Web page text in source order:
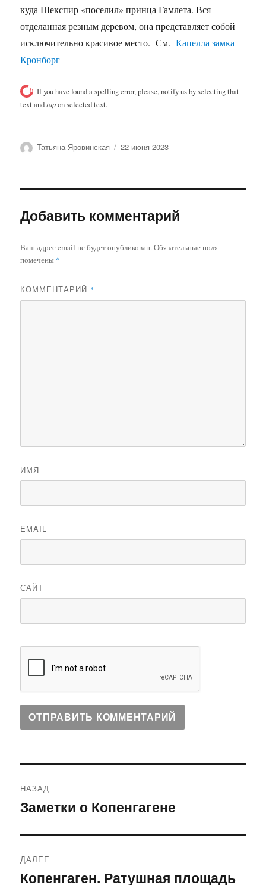
куда Шекспир «поселил» принца Гамлета. Вся
отделанная резным деревом, она представляет собой
исключительно красивое место. См. Капелла замка
Кронборг
If you have found a spelling error, please, notify us by selecting that
text andtapon selected text.
Автор
Татьяна Яровинская Опубликовано
22 июня 2023
Добавить комментарий
Ваш адрес email не будет опубликован. Обязательные поля
помечены *
КОММЕНТАРИЙ *
ИМЯ
EMAIL
САЙТ
по
НАЗАД
Предыдущая
Заметки о Копенгагене
ДАЛЕЕ
Следующая
Копенгаген. Ратушная площадь